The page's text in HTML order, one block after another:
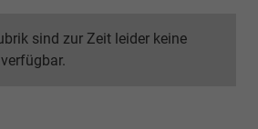
sind zur Zeit leider keine